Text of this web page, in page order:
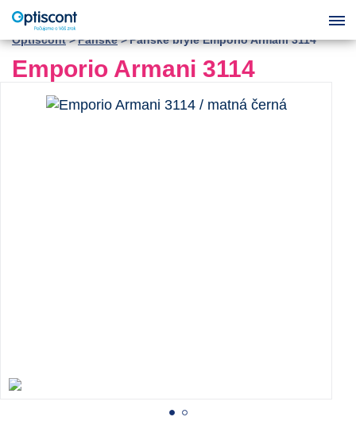
Optiscont Pánské Pánské brýle Emporio Armani 3114
Emporio Armani 3114